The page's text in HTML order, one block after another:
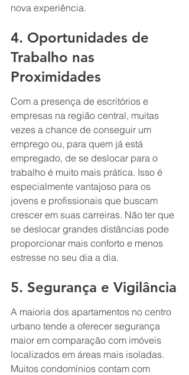
nova experiência.
4. Oportunidades de
Trabalho nas
Proximidades
Com a presença de escritórios e
empresas na região central, muitas
vezes a chance de conseguir um
emprego ou, para quem já está
empregado, de se deslocar para o
trabalho é muito mais prática. Isso é
especialmente vantajoso para os
jovens e profissionais que buscam
crescer em suas carreiras. Não ter que
se deslocar grandes distâncias pode
proporcionar mais conforto e menos
estresse no seu dia a dia.
5. Segurança e Vigilância
A maioria dos apartamentos no centro
urbano tende a oferecer segurança
maior em comparação com imóveis
localizados em áreas mais isoladas.
Muitos condomínios contam com